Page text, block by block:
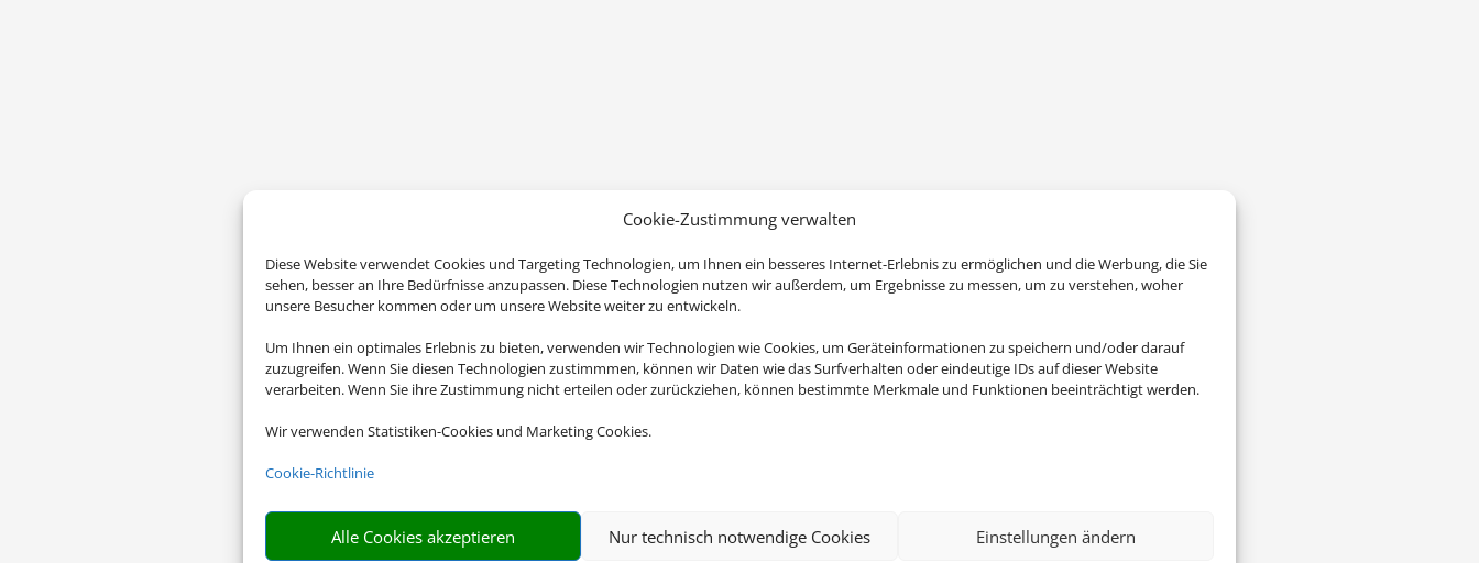
Cookie-Zustimmung verwalten
Diese Website verwendet Cookies und Targeting Technologien, um Ihnen ein besseres Internet-Erlebnis zu ermöglichen und die Werbung, die Sie
sehen, besser an Ihre Bedürfnisse anzupassen. Diese Technologien nutzen wir außerdem, um Ergebnisse zu messen, um zu verstehen, woher
unsere Besucher kommen oder um unsere Website weiter zu entwickeln.
Um Ihnen ein optimales Erlebnis zu bieten, verwenden wir Technologien wie Cookies, um Geräteinformationen zu speichern und/oder darauf
zuzugreifen. Wenn Sie diesen Technologien zustimmmen, können wir Daten wie das Surfverhalten oder eindeutige IDs auf dieser Website
verarbeiten. Wenn Sie ihre Zustimmung nicht erteilen oder zurückziehen, können bestimmte Merkmale und Funktionen beeinträchtigt werden.
Wir verwenden Statistiken-Cookies und Marketing Cookies.
Cookie-Richtlinie
Alle Cookies akzeptieren Nur technisch notwendige Cookies Einstellungen ändern